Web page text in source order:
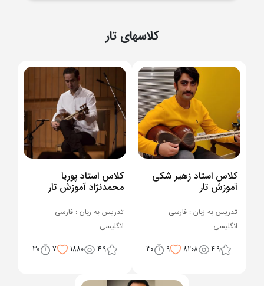
کلاسهای تار
کلاس استاد زهیر شکی
آموزش تار
تدریس به زبان : فارسی -
انگلیسی
4.9
8208
9
30
کلاس استاد پوریا
محمدنژاد آموزش تار
تدریس به زبان : فارسی -
انگلیسی
4.9
1880
7
30